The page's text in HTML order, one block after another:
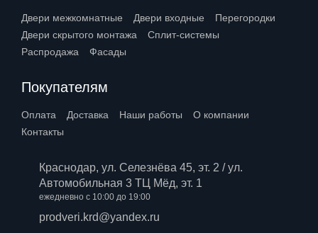
Двери межкомнатные Двери входные
Перегородки
Двери скрытого монтажа
Сплит-системы
Распродажа
Фасады
Покупателям
Оплата Доставка Наши работы
О компании
Контакты
Краснодар, ул. Селезнёва 45, эт. 2 / ул.
Автомобильная 3 ТЦ Мёд, эт. 1
ежедневно с 10:00 до 19:00
prodveri.krd@yandex.ru